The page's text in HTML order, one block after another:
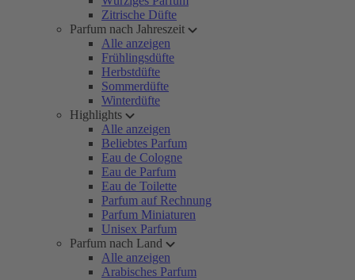
Zitrische Düfte
Parfum nach Jahreszeit
Alle anzeigen
Frühlingsdüfte
Herbstdüfte
Sommerdüfte
Winterdüfte
Highlights
Alle anzeigen
Beliebtes Parfum
Eau de Cologne
Eau de Parfum
Eau de Toilette
Parfum auf Rechnung
Parfum Miniaturen
Unisex Parfum
Parfum nach Land
Alle anzeigen
Arabisches Parfum